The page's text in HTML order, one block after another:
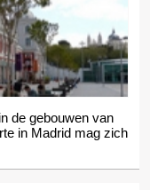
de gebouwen van
in Madrid mag zich